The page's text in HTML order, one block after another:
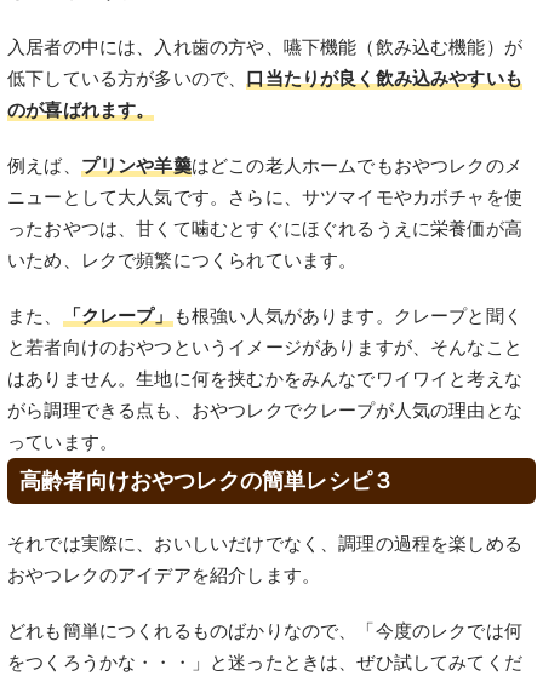
入居者の中には、入れ歯の方や、嚥下機能（飲み込む機能）が
低下している方が多いので、 口当たりが良く飲み込みやすいも
のが喜ばれます。
例えば、 プリンや羊羹はどこの老人ホームでもおやつレクのメ
ニューとして大人気です。さらに、サツマイモやカボチャを使
ったおやつは、甘くて噛むとすぐにほぐれるうえに栄養価が高
いため、レクで頻繁につくられています。
また、 「クレープ」
も根強い人気があります。クレープと聞く
と若者向けのおやつというイメージがありますが、そんなこと
はありません。生地に何を挟むかをみんなでワイワイと考えな
がら調理できる点も、おやつレクでクレープが人気の理由とな
っています。
高齢者向けおやつレクの簡単レシピ３
それでは実際に、おいしいだけでなく、調理の過程を楽しめる
おやつレクのアイデアを紹介します。
どれも簡単につくれるものばかりなので、「今度のレクでは何
をつくろうかな・・・」と迷ったときは、ぜひ試してみてくだ